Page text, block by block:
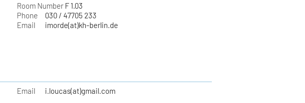
Room NumberF 1.03
Phone
030 / 47705 233
Email
imorde(at)kh-berlin.de
Email i.loucas(at)gmail.com